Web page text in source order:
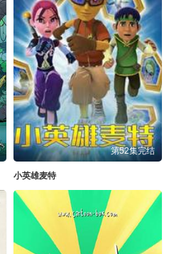
第52集完结
小英雄麦特